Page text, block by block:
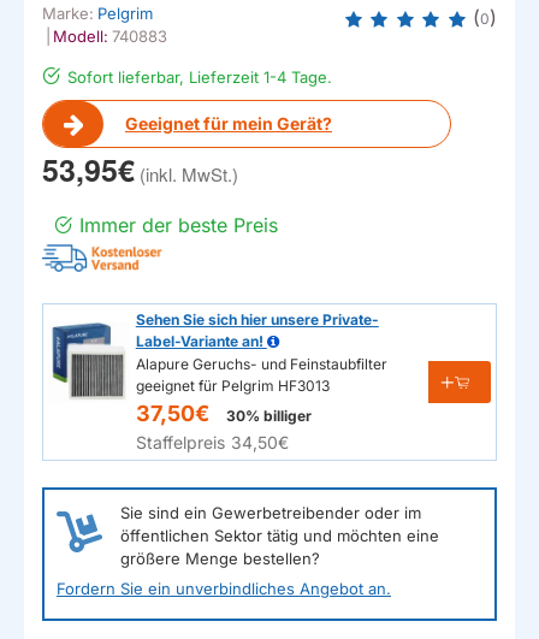
Sofort lieferbar, Lieferzeit 1-4 Tage.
Geeignet für mein Gerät?
Marke: Pelgrim
Modell: 740883
(0)
53,95€
Immer der beste Preis
Sehen Sie sich hier unsere Private-
Label-Variante an!
Alapure Geruchs- und Feinstaubfilter
geeignet für Pelgrim HF3013
37,50€ 30% billiger
Staffelpreis 34,50€
Sie sind ein Gewerbetreibender oder im
öffentlichen Sektor tätig und möchten eine
größere Menge bestellen?
Fordern Sie ein unverbindliches Angebot an.